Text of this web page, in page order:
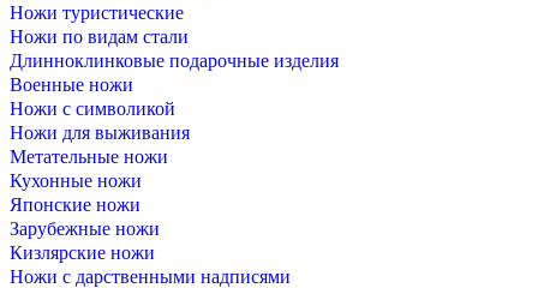
Ножи туристические
Ножи по видам стали
Длинноклинковые подарочные изделия
Военные ножи
Ножи с символикой
Ножи для выживания
Метательные ножи
Кухонные ножи
Японские ножи
Зарубежные ножи
Кизлярские ножи
Ножи с дарственными надписями